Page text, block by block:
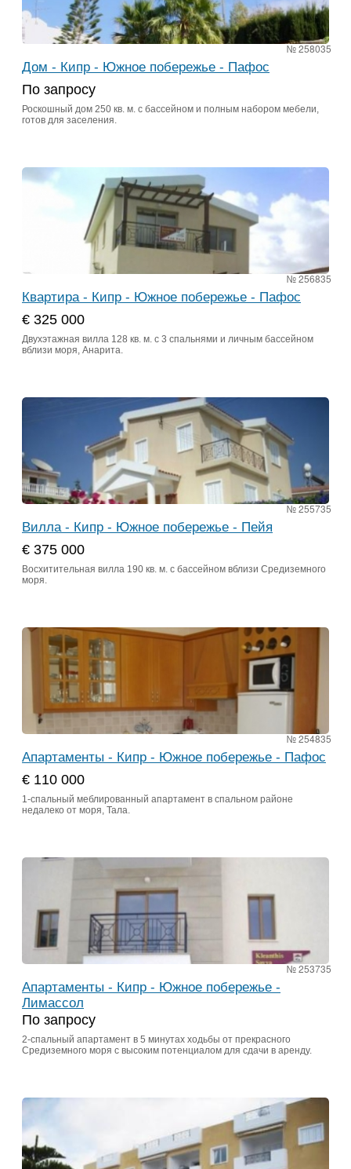
№ 258035
Дом - Кипр - Южное побережье - Пафос
По запросу
Роскошный дом 250 кв. м. с бассейном и полным набором мебели,
готов для заселения.
№ 256835
Квартира - Кипр - Южное побережье - Пафос
€ 325 000
Двухэтажная вилла 128 кв. м. с 3 спальнями и личным бассейном
вблизи моря, Анарита.
№ 255735
Вилла - Кипр - Южное побережье - Пейя
€ 375 000
Восхитительная вилла 190 кв. м. с бассейном вблизи Средиземного
моря.
№ 254835
Апартаменты - Кипр - Южное побережье - Пафос
€ 110 000
1-спальный меблированный апартамент в спальном районе
недалеко от моря, Тала.
№ 253735
Апартаменты - Кипр - Южное побережье -
Лимассол
По запросу
2-спальный апартамент в 5 минутах ходьбы от прекрасного
Средиземного моря с высоким потенциалом для сдачи в аренду.